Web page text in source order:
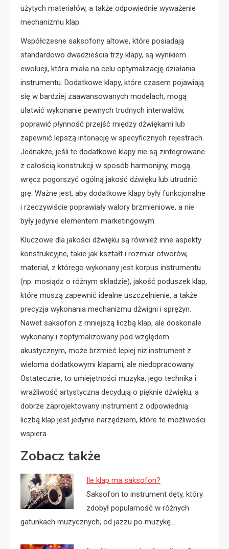
użytych materiałów, a także odpowiednie wyważenie
mechanizmu klap.
Współczesne saksofony altowe, które posiadają
standardowo dwadzieścia trzy klapy, są wynikiem
ewolucji, która miała na celu optymalizację działania
instrumentu. Dodatkowe klapy, które czasem pojawiają
się w bardziej zaawansowanych modelach, mogą
ułatwić wykonanie pewnych trudnych interwałów,
poprawić płynność przejść między dźwiękami lub
zapewnić lepszą intonację w specyficznych rejestrach.
Jednakże, jeśli te dodatkowe klapy nie są zintegrowane
z całością konstrukcji w sposób harmonijny, mogą
wręcz pogorszyć ogólną jakość dźwięku lub utrudnić
grę. Ważne jest, aby dodatkowe klapy były funkcjonalne
i rzeczywiście poprawiały walory brzmieniowe, a nie
były jedynie elementem marketingowym.
Kluczowe dla jakości dźwięku są również inne aspekty
konstrukcyjne, takie jak kształt i rozmiar otworów,
materiał, z którego wykonany jest korpus instrumentu
(np. mosiądz o różnym składzie), jakość poduszek klap,
które muszą zapewnić idealne uszczelnienie, a także
precyzja wykonania mechanizmu dźwigni i sprężyn.
Nawet saksofon z mniejszą liczbą klap, ale doskonale
wykonany i zoptymalizowany pod względem
akustycznym, może brzmieć lepiej niż instrument z
wieloma dodatkowymi klapami, ale niedopracowany.
Ostatecznie, to umiejętności muzyka, jego technika i
wrażliwość artystyczna decydują o pięknie dźwięku, a
dobrze zaprojektowany instrument z odpowiednią
liczbą klap jest jedynie narzędziem, które te możliwości
wspiera.
Zobacz także
Ile klap ma saksofon?
Saksofon to instrument dęty, który
zdobył popularność w różnych
gatunkach muzycznych, od jazzu po muzykę…